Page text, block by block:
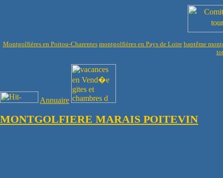
Montgolfières en Poitou-Charentes montgolfières en Pays de Loire baptême
Annuaire
MONTGOLFIERE MARAIS POITEVIN